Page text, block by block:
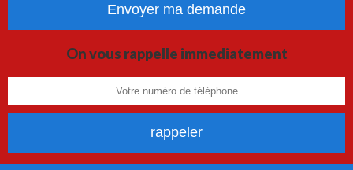
On vous rappelle immediatement